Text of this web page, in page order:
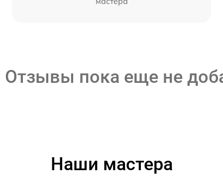
Отзывы пока еще не
Наши мастера